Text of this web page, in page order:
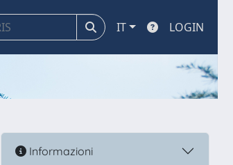
IT LOGIN
Informazioni